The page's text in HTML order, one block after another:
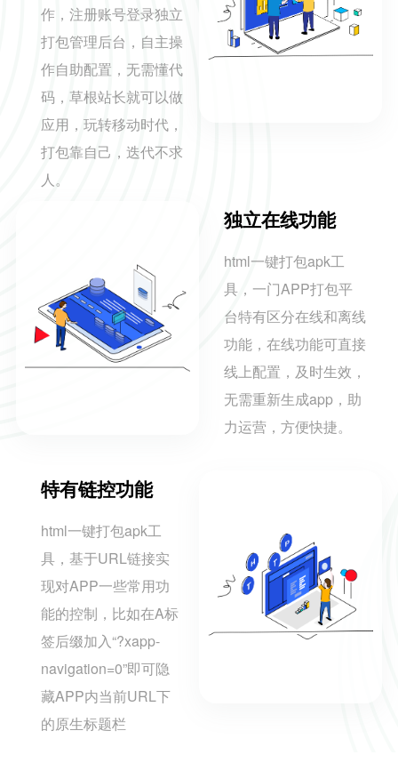
作，注册账号登录独立
打包管理后台，自主操
作自助配置，无需懂代
码，草根站长就可以做
应用，玩转移动时代，
打包靠自己，迭代不求
人。
独立在线功能
html一键打包apk工
具，一门APP打包平
台特有区分在线和离线
功能，在线功能可直接
线上配置，及时生效，
无需重新生成app，助
力运营，方便快捷。
特有链控功能
html一键打包apk工
具，基于URL链接实
现对APP一些常用功
能的控制，比如在A标
签后缀加入“?xapp-
navigation=0”即可隐
藏APP内当前URL下
的原生标题栏